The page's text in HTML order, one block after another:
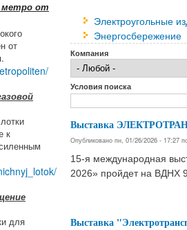
метро от
от
к
для
Электроугольные
Энергосбережение
Компания
Условия поиска
Выставка
Опубликовано пн, 01/26/2026 - 17:27
15-я международная
2026» пройдет на ВДНХ
Выставка